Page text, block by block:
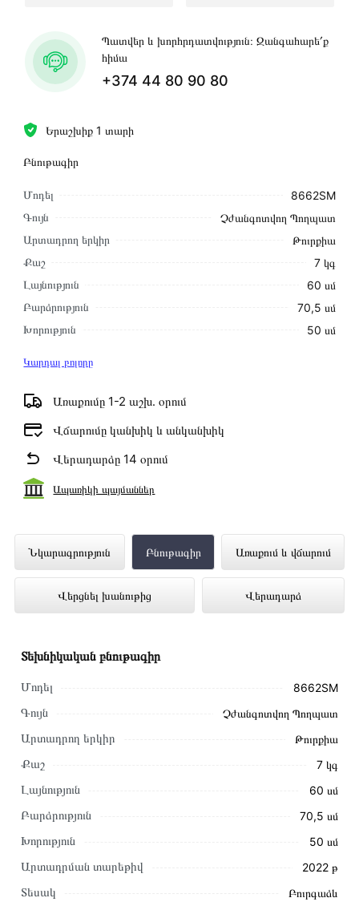
Երաշխիք 1 տարի
Բնութագիր
Մոդել
8662SM
Գույն
Չժանգոտվող Պողպատ
Արտադրող երկիր
Թուրքիա
Քաշ
7 կգ
Լայնություն
60 սմ
Բարձրություն
70,5 սմ
Խորություն
50 սմ
Կարդալ բոլորը
Առաքումը 1-2 աշխ․ օրում
Վճարումը կանխիկ և անկանխիկ
Վերադարձը 14 օրում
Ապառիկի պայմաններ
Պատվեր և խորհրդատվություն։ Զանգահարե՛ք
հիմա
+374 44 80 90 80
Նկարագրություն Բնութագիր Առաքում և վճարում
Վերցնել խանութից Վերադարձ
Օդաքարշ Պահարան SIMFER 8662SM
ներկայացված է Technomix առցանց
խանութում լավագույն գնով 44 000 դրամ
Այս ապրանքը գնելու համար սեղմեք
Տեխնիկական բնութագիր
Մոդել 8662SM
Գույն Չժանգոտվող Պողպատ
Արտադրող երկիր Թուրքիա
Քաշ 7 կգ
Լայնություն 60 սմ
Բարձրություն 70,5 սմ
Խորություն 50 սմ
Արտադրման տարեթիվ 2022 թ
Տեսակ Բուրգաձև